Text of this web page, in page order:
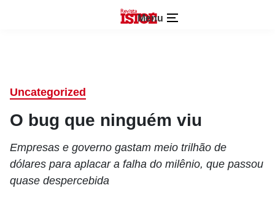
Menu
Uncategorized
O bug que ninguém viu
Empresas e governo gastam meio trilhão de
dólares para aplacar a falha do milênio, que passou
quase despercebida